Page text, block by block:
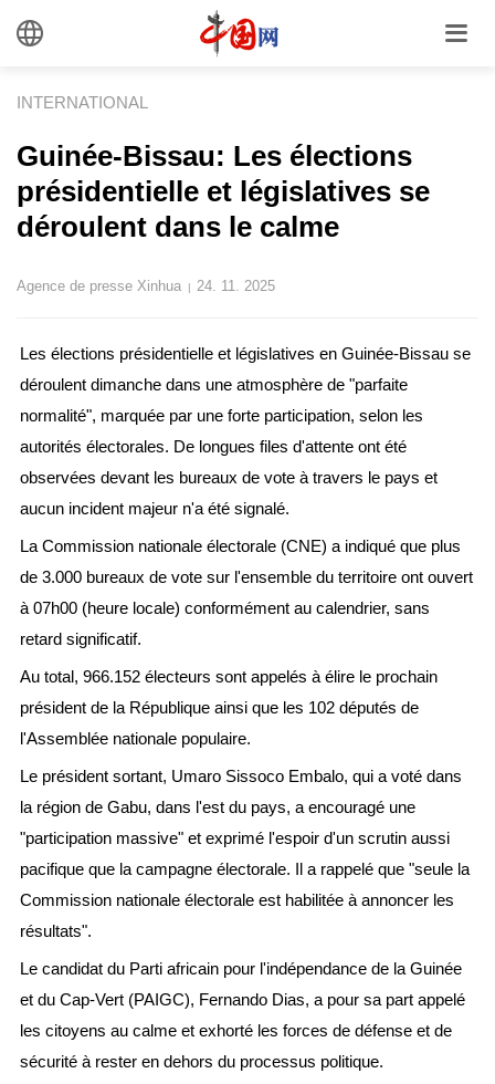
INTERNATIONAL
Guinée-Bissau: Les élections
présidentielle et législatives se
déroulent dans le calme
Agence de presse Xinhua | 24. 11. 2025
Les élections présidentielle et législatives en Guinée-Bissau se
déroulent dimanche dans une atmosphère de "parfaite
normalité", marquée par une forte participation, selon les
autorités électorales. De longues files d'attente ont été
observées devant les bureaux de vote à travers le pays et
aucun incident majeur n'a été signalé.
La Commission nationale électorale (CNE) a indiqué que plus
de 3.000 bureaux de vote sur l'ensemble du territoire ont ouvert
à 07h00 (heure locale) conformément au calendrier, sans
retard significatif.
Au total, 966.152 électeurs sont appelés à élire le prochain
président de la République ainsi que les 102 députés de
l'Assemblée nationale populaire.
Le président sortant, Umaro Sissoco Embalo, qui a voté dans
la région de Gabu, dans l'est du pays, a encouragé une
"participation massive" et exprimé l'espoir d'un scrutin aussi
pacifique que la campagne électorale. Il a rappelé que "seule la
Commission nationale électorale est habilitée à annoncer les
résultats".
Le candidat du Parti africain pour l'indépendance de la Guinée
et du Cap-Vert (PAIGC), Fernando Dias, a pour sa part appelé
les citoyens au calme et exhorté les forces de défense et de
sécurité à rester en dehors du processus politique.